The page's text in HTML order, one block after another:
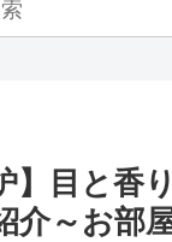
】目と
介～お部